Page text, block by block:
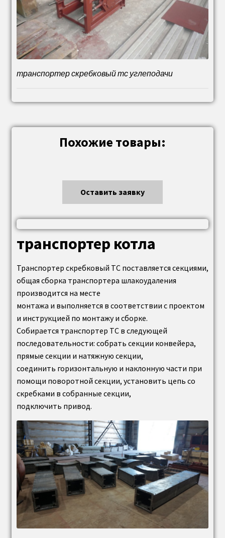
транспортер скребковый тс углеподачи
Похожие товары:
Оставить заявку
транспортер котла
Транспортер скребковый ТС поставляется секциями,
общая сборка транспортера шлакоудаления
производится на месте
монтажа и выполняется в соответствии с проектом
и инструкцией по монтажу и сборке.
Собирается транспортер ТС в следующей
последовательности: собрать секции конвейера,
прямые секции и натяжную секции,
соединить горизонтальную и наклонную части при
помощи поворотной секции, установить цепь со
скребками в собранные секции,
подключить привод.